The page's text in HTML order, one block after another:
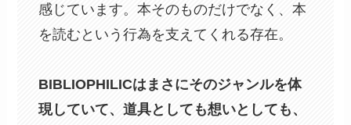
感じています。本そのものだけでなく、本
を読むという行為を支えてくれる存在。
BIBLIOPHILICはまさにそのジャンルを体
現していて、道具としても想いとしても、